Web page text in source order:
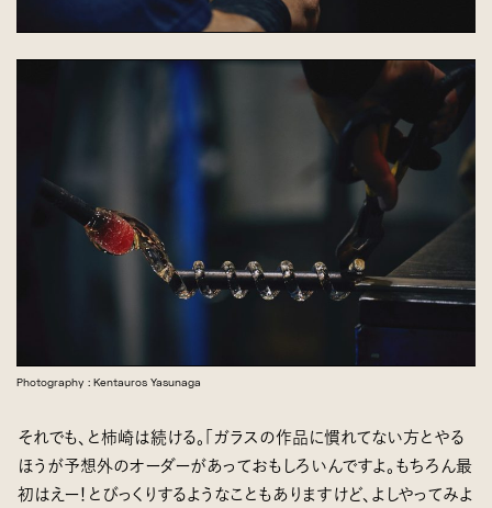
Photography : Kentauros Yasunaga
それでも、と柿崎は続ける。「ガラスの作品に慣れてない方とやる
ほうが予想外のオーダーがあっておもしろいんですよ。もちろん最
初はえー！とびっくりするようなこともありますけど、よしやってみよ